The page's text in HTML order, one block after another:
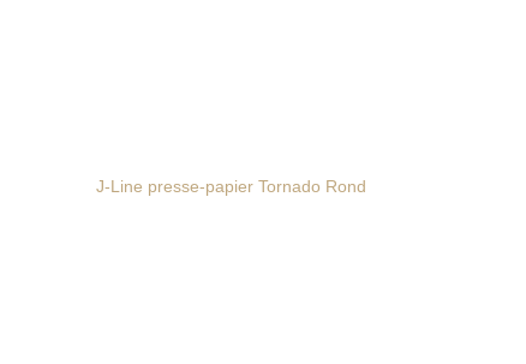
J-Line presse-papier Tornado Rond